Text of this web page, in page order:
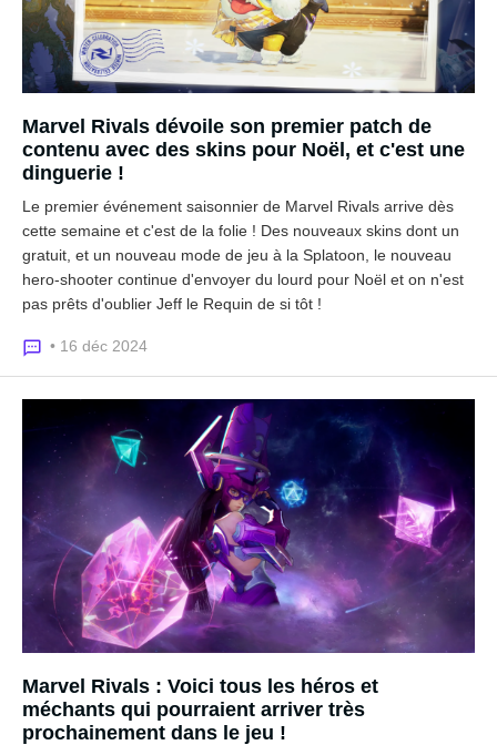
Marvel Rivals dévoile son premier patch de
contenu avec des skins pour Noël, et c'est une
dinguerie !
Le premier événement saisonnier de Marvel Rivals arrive dès
cette semaine et c'est de la folie ! Des nouveaux skins dont un
gratuit, et un nouveau mode de jeu à la Splatoon, le nouveau
hero-shooter continue d'envoyer du lourd pour Noël et on n'est
pas prêts d'oublier Jeff le Requin de si tôt !
• 16 déc 2024
Marvel Rivals : Voici tous les héros et
méchants qui pourraient arriver très
prochainement dans le jeu !